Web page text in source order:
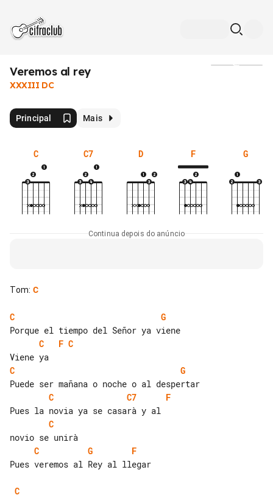
Veremos al rey
XXXIII DC
Principal Mais
C C7 D F G
Continua depois do anúncio
Tom: C
C
G
C
F C
C
G
C
C7
F
C
C
G
F
Pues veremos al Rey al llegar
C